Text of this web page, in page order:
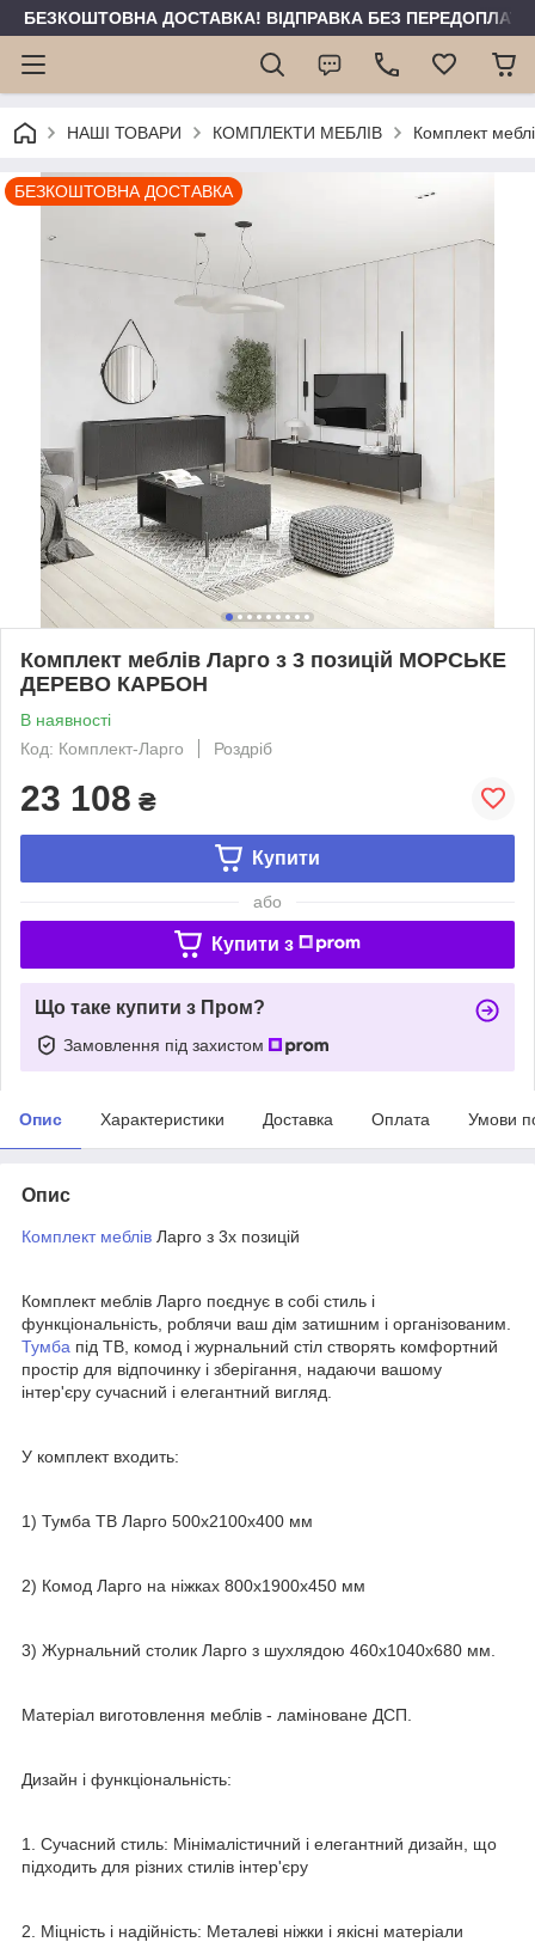
БЕЗКОШТОВНА ДОСТАВКА! ВІДПРАВКА БЕЗ ПЕРЕДОПЛАТИ
НАШІ ТОВАРИ КОМПЛЕКТИ МЕБЛІВ Комплект
БЕЗКОШТОВНА ДОСТАВКА
Комплект меблів Ларго з 3 позицій МОРСЬКЕ
ДЕРЕВО КАРБОН
В наявності
Код: Комплект-Ларго
Роздріб
23 108 ₴
Купити
або
Купити з
Що таке купити з Пром?
Замовлення під захистом
Опис Характеристики Доставка Оплата Умови
Опис
Комплект меблів Ларго з 3х позицій
Комплект меблів Ларго поєднує в собі стиль і
функціональність, роблячи ваш дім затишним і організованим.
Тумба під ТВ, комод і журнальний стіл створять комфортний
простір для відпочинку і зберігання, надаючи вашому
інтер'єру сучасний і елегантний вигляд.
У комплект входить:
1) Тумба ТВ Ларго 500х2100х400 мм
2) Комод Ларго на ніжках 800х1900х450 мм
3) Журнальний столик Ларго з шухлядою 460х1040х680 мм.
Матеріал виготовлення меблів - ламіноване ДСП.
Дизайн і функціональність:
1. Сучасний стиль: Мінімалістичний і елегантний дизайн, що
підходить для різних стилів інтер'єру
2. Міцність і надійність: Металеві ніжки і якісні матеріали